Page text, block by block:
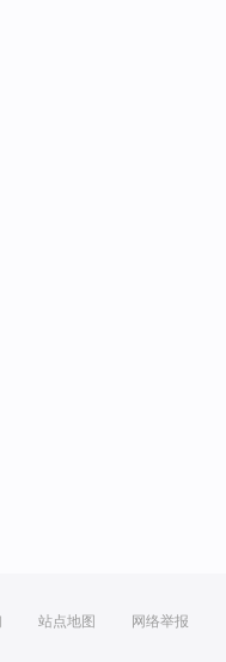
站点地图 网络举报